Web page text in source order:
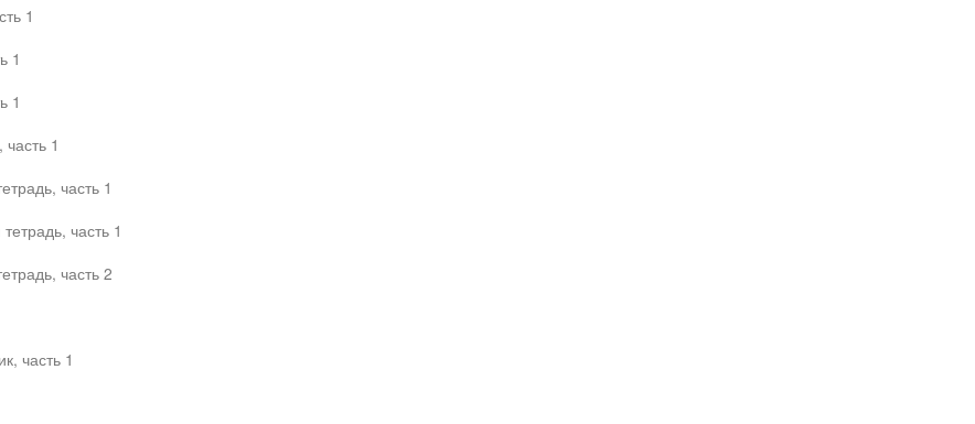
1
1
1
1
часть 1
часть 1
часть 2
часть 1